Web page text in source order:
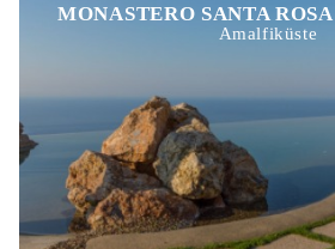
MONASTERO SANTA
Amalfiküste